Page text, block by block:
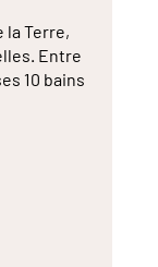
la Terre,
Entre
10 bains